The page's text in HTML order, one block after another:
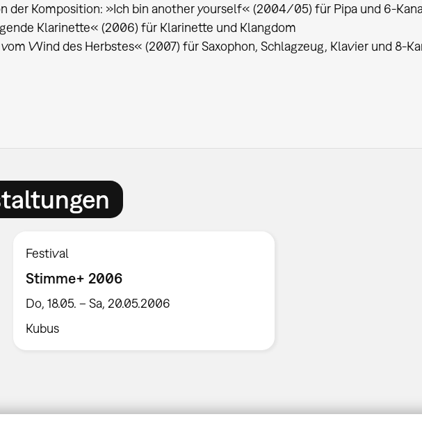
der Komposition: »Ich bin another yourself« (2004/05) für Pipa und 6-
Klarinette« (2006) für Klarinette und Klangdom
Wind des Herbstes« (2007) für Saxophon, Schlagzeug, Klavier und 8-
Festival
Stimme+ 2006
Do, 18.05. – Sa, 20.05.2006
Kubus